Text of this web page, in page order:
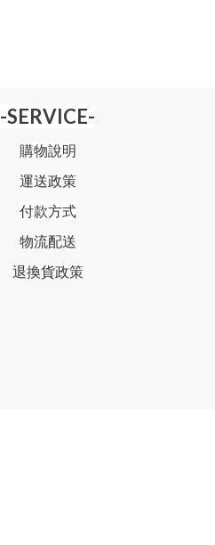
-SERVICE-
購物說明
運送政策
付款方式
物流配送
退換貨政策